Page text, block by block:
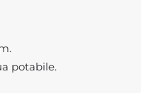
potabile.